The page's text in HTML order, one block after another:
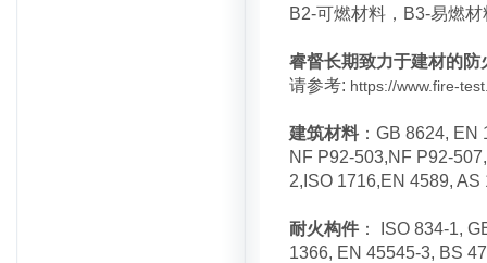
B2-可燃材料，B3-易燃材
睿督长期致力于建材的
请参考: https://www.fire-
建筑材料：GB 8624, EN
NF P92-503,NF P92-
2,ISO 1716,EN 4589,
耐火构件 ： ISO 834-1,
1366, EN 45545-3, BS